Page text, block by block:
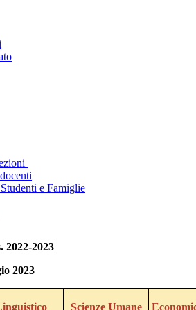
e Famiglie
2023
2023
Scienze Umane